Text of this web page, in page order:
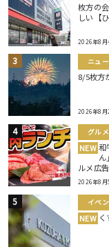
枚方の
しい【
2026年8月
ニュ
8/5枚方
2026年8月
グルメ
NEW 和
ん
ルメ広告
2026年8月
イベ
NEW